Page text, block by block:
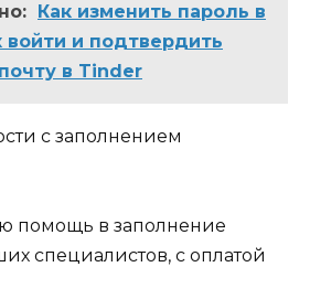
Как изменить пароль в
войти и подтвердить
в Tinder
с заполнением
помощь в заполнение
специалистов, с оплатой